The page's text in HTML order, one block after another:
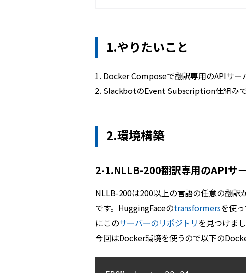
1.やりたいこと
Docker Composeで翻訳専用のAPIサー
SlackbotのEvent Subscription仕組み
2.環境構築
2-1.NLLB-200翻訳専用のAPIサ
NLLB-200は200以上の言語の任意の翻訳
です。HuggingFaceのtransformersを使
にこのサーバーのリポジトリを見つけま
今回はDocker環境を使うので以下の